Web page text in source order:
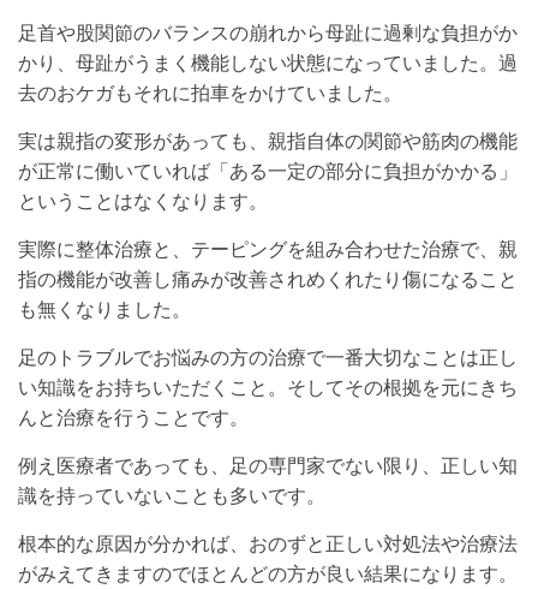
足首や股関節のバランスの崩れから母趾に過剰な負担がか
かり、母趾がうまく機能しない状態になっていました。過
去のおケガもそれに拍車をかけていました。
実は親指の変形があっても、親指自体の関節や筋肉の機能
が正常に働いていれば「ある一定の部分に負担がかかる」
ということはなくなります。
実際に整体治療と、テーピングを組み合わせた治療で、親
指の機能が改善し痛みが改善されめくれたり傷になること
も無くなりました。
足のトラブルでお悩みの方の治療で一番大切なことは正し
い知識をお持ちいただくこと。そしてその根拠を元にきち
んと治療を行うことです。
例え医療者であっても、足の専門家でない限り、正しい知
識を持っていないことも多いです。
根本的な原因が分かれば、おのずと正しい対処法や治療法
がみえてきますのでほとんどの方が良い結果になります。